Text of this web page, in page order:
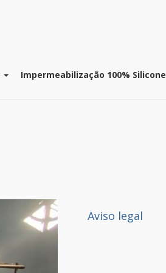
Impermeabilização 100% Silicone
Aviso legal